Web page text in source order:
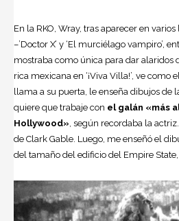
En la RKO, Wray, tras aparecer en
–’Doctor X’ y ‘El murciélago vampiro’,
mostraba como única para dar alaridos
rica mexicana en ‘¡Viva Villa!’, ve como
llama a su puerta, le enseña dibujos de
quiere que trabaje con el galán «más
Hollywood» , según recordaba la
de Clark Gable . Luego, me enseñó el
del tamaño del edificio del Empire State,